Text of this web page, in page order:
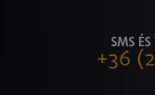
SMS
+36